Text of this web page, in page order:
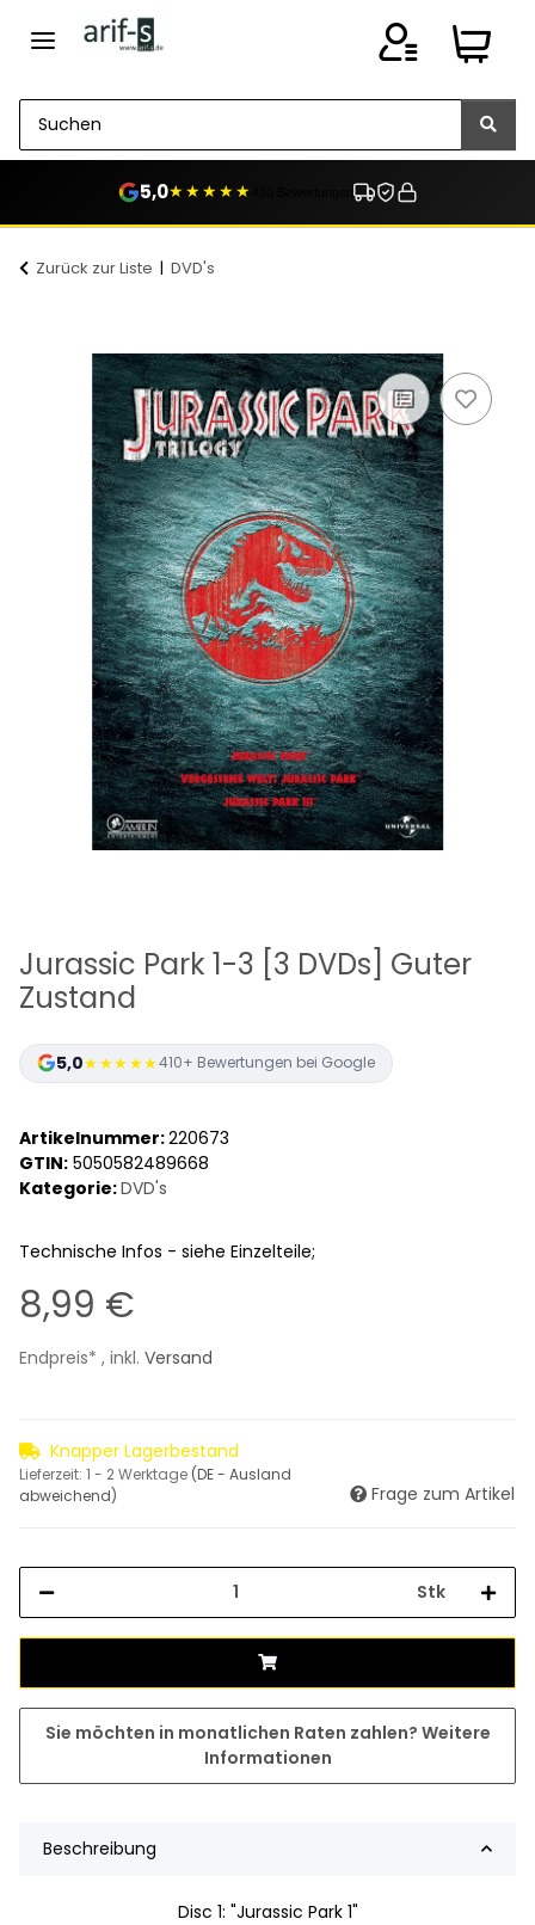
5,0★★★★★
Zurück zur Liste DVD's
Jurassic Park 1-3 [3 DVDs] Guter
Zustand
5,0★★★★★410+ Bewertungen bei Google
Artikelnummer:220673
GTIN: 5050582489668
Kategorie:DVD's
Technische Infos - siehe Einzelteile;
8,99 €
Endpreis* , inkl. Versand
Knapper Lagerbestand
Lieferzeit: 1 - 2 Werktage (DE - Ausland
abweichend)
Frage zum Artikel
Stk
Sie möchten in monatlichen Raten zahlen? Weitere
Informationen
Beschreibung
Disc 1: "Jurassic Park 1"